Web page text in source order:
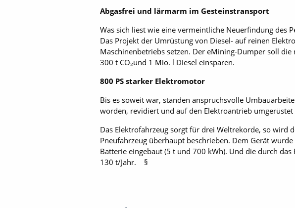
Abgasfrei und lärmarm im Gesteinstransport
Was sich liest wie eine vermeintliche Neuerfindung des
Das Projekt der Umrüstung von Diesel- auf reinen
Maschinenbetriebs setzen. Der eMining-Dumper soll
300 t CO₂und 1 Mio. l Diesel einsparen.
800 PS starker Elektromotor
Bis es soweit war, standen anspruchsvolle
worden, revidiert und auf den Elektroantrieb
Das Elektrofahrzeug sorgt für drei Weltrekorde, so wird
Pneufahrzeug überhaupt beschrieben. Dem Gerät
Batterie eingebaut (5 t und 700 kWh). Und die durch
130 t/Jahr. §